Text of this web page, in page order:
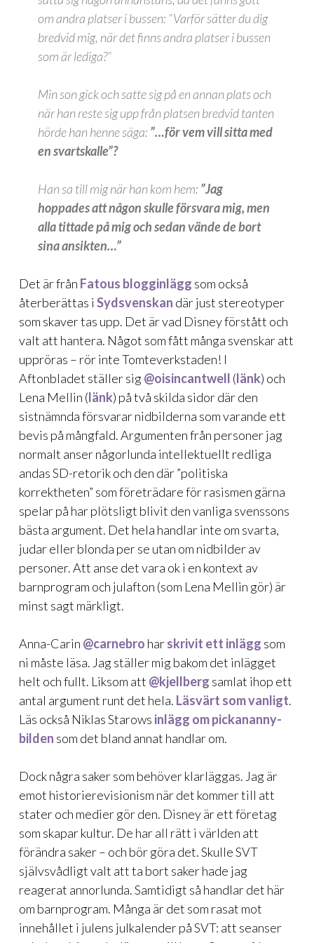
om andra platser i bussen: ”Varför sätter du dig
bredvid mig, när det finns andra platser i bussen
som är lediga?”
Min son gick och satte sig på en annan plats och
när han reste sig upp från platsen bredvid tanten
hörde han henne säga: ”…för vem vill sitta med
en svartskalle”?
Han sa till mig när han kom hem: ”Jag
hoppades att någon skulle försvara mig, men
alla tittade på mig och sedan vände de bort
sina ansikten…”
Det är från Fatous blogginlägg som också
återberättas i Sydsvenskan där just stereotyper
som skaver tas upp. Det är vad Disney förstått och
valt att hantera. Något som fått många svenskar att
uppröras – rör inte Tomteverkstaden! I
Aftonbladet ställer sig@oisincantwell (länk) och
Lena Mellin (länk) på två skilda sidor där den
sistnämnda försvarar nidbilderna som varande ett
bevis på mångfald. Argumenten från personer jag
normalt anser någorlunda intellektuellt redliga
andas SD-retorik och den där ”politiska
korrektheten” som företrädare för rasismen gärna
spelar på har plötsligt blivit den vanliga svenssons
bästa argument. Det hela handlar inte om svarta,
judar eller blonda per se utan om nidbilder av
personer. Att anse det vara ok i en kontext av
barnprogram och julafton (som Lena Mellin gör) är
minst sagt märkligt.
Anna-Carin @carnebro harskrivit ett inlägg som
ni måste läsa. Jag ställer mig bakom det inlägget
helt och fullt. Liksom att @kjellberg samlat ihop ett
antal argument runt det hela. Läsvärt som vanligt.
Läs också Niklas Starows inlägg om pickananny-
bilden som det bland annat handlar om.
Dock några saker som behöver klarläggas. Jag är
emot historierevisionism när det kommer till att
stater och medier gör den. Disney är ett företag
som skapar kultur. De har all rätt i världen att
förändra saker – och bör göra det. Skulle SVT
självsvådligt valt att ta bort saker hade jag
reagerat annorlunda. Samtidigt så handlar det här
om barnprogram. Många är det som rasat mot
innehållet i julens julkalender på SVT: att seanser